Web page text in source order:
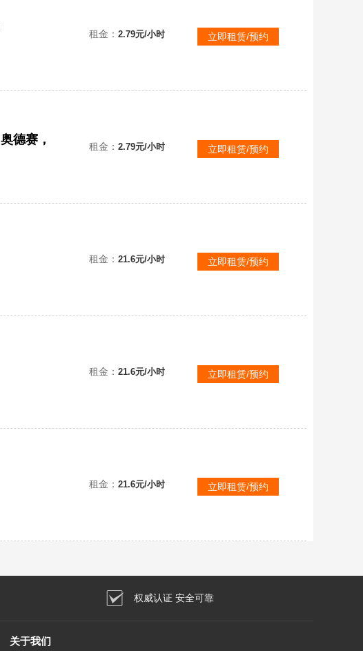
租金： 2.79元/小时 立即租赁/预约
❤️{2号：刺客信条：起源}，❤️碧育账密看描述，❤️含幻景，叛变，奥德赛，英灵殿，全DLC
租金： 2.79元/小时 立即租赁/预约
租金： 21.6元/小时 立即租赁/预约
租金： 21.6元/小时 立即租赁/预约
租金： 21.6元/小时 立即租赁/预约
权威认证 安全可靠
关于我们